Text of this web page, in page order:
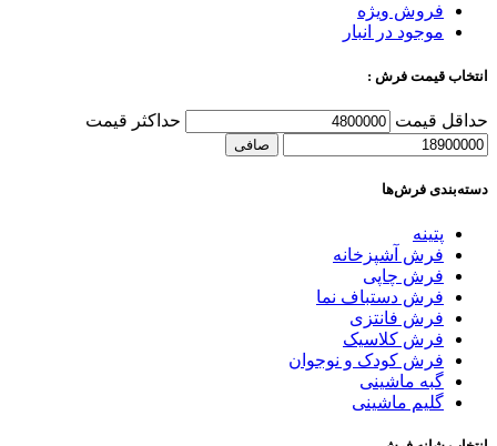
فروش ویژه
موجود در انبار
انتخاب قیمت فرش :
حداقل قیمت حداكثر قيمت
صافی
دسته‌بندی‌ فرش‌ها
پتینه
فرش آشپزخانه
فرش چاپی
فرش دستباف نما
فرش فانتزی
فرش کلاسیک
فرش کودک و نوجوان
گبه ماشینی
گلیم ماشینی